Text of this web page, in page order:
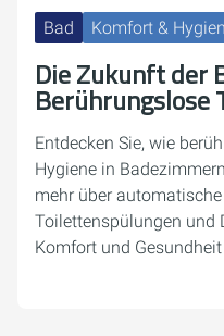
Bad Komfort &
Die Zukunft der
Berührungslose
Entdecken Sie, wie
Hygiene in
mehr über
Toilettenspülungen und
Komfort und